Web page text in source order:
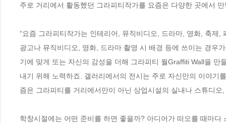
주로 거리에서 활동했던 그라피티작가를 요즘은 다양한 곳에서
“요즘 그라피티작가는 인테리어, 뮤직비디오, 드라마, 영화, 축제
광고나 뮤직비디오, 영화, 드라마 촬영 시 배경 등에 쓰이는 경우
기에 맞게 또는 자신의 감성을 더해 그라피티 월Graffiti Wall을
내기 위해 노력하죠. 갤러리에서의 전시는 주로 자신만의 이야기
즘은 그라피티를 거리에서만이 아닌 상업시설의 실내나 스튜디오
학창시절에는 어떤 준비를 하면 좋을까? 아디어가 떠오를 때마